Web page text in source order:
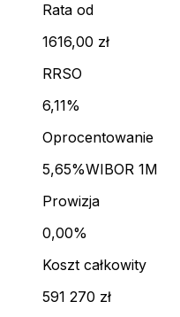
Rata od
1616,00 zł
RRSO
6,11%
Oprocentowanie
5,65%WIBOR 1M
Prowizja
0,00%
Koszt całkowity
591 270 zł